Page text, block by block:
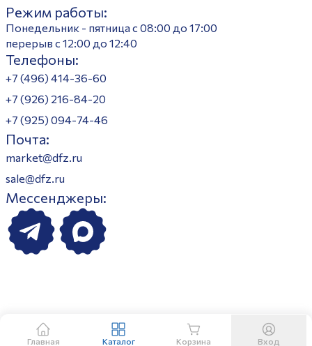
Режим работы:
Понедельник - пятница с 08:00 до 17:00
перерыв с 12:00 до 12:40
Телефоны:
+7 (496) 414-36-60
+7 (926) 216-84-20
+7 (925) 094-74-46
Почта:
market@dfz.ru
sale@dfz.ru
Мессенджеры:
Главная Каталог Корзина Вход